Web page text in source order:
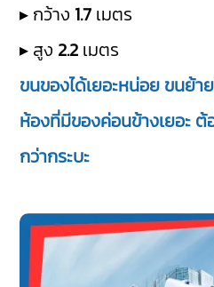
▸ กว้าง 1.7 เมตร
▸ สูง 2.2 เมตร
ขนของได้เยอะหน่อย ขนย้า
ห้องที่มีของค่อนข้างเยอะ
กว่ากระบะ